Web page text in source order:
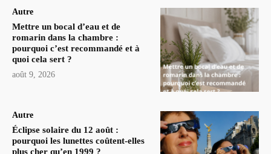
Autre
Mettre un bocal d’eau et de
romarin dans la chambre :
pourquoi c’est recommandé et à
quoi cela sert ?
août 9, 2026
Autre
Éclipse solaire du 12 août :
pourquoi les lunettes coûtent-elles
plus cher qu’en 1999 ?